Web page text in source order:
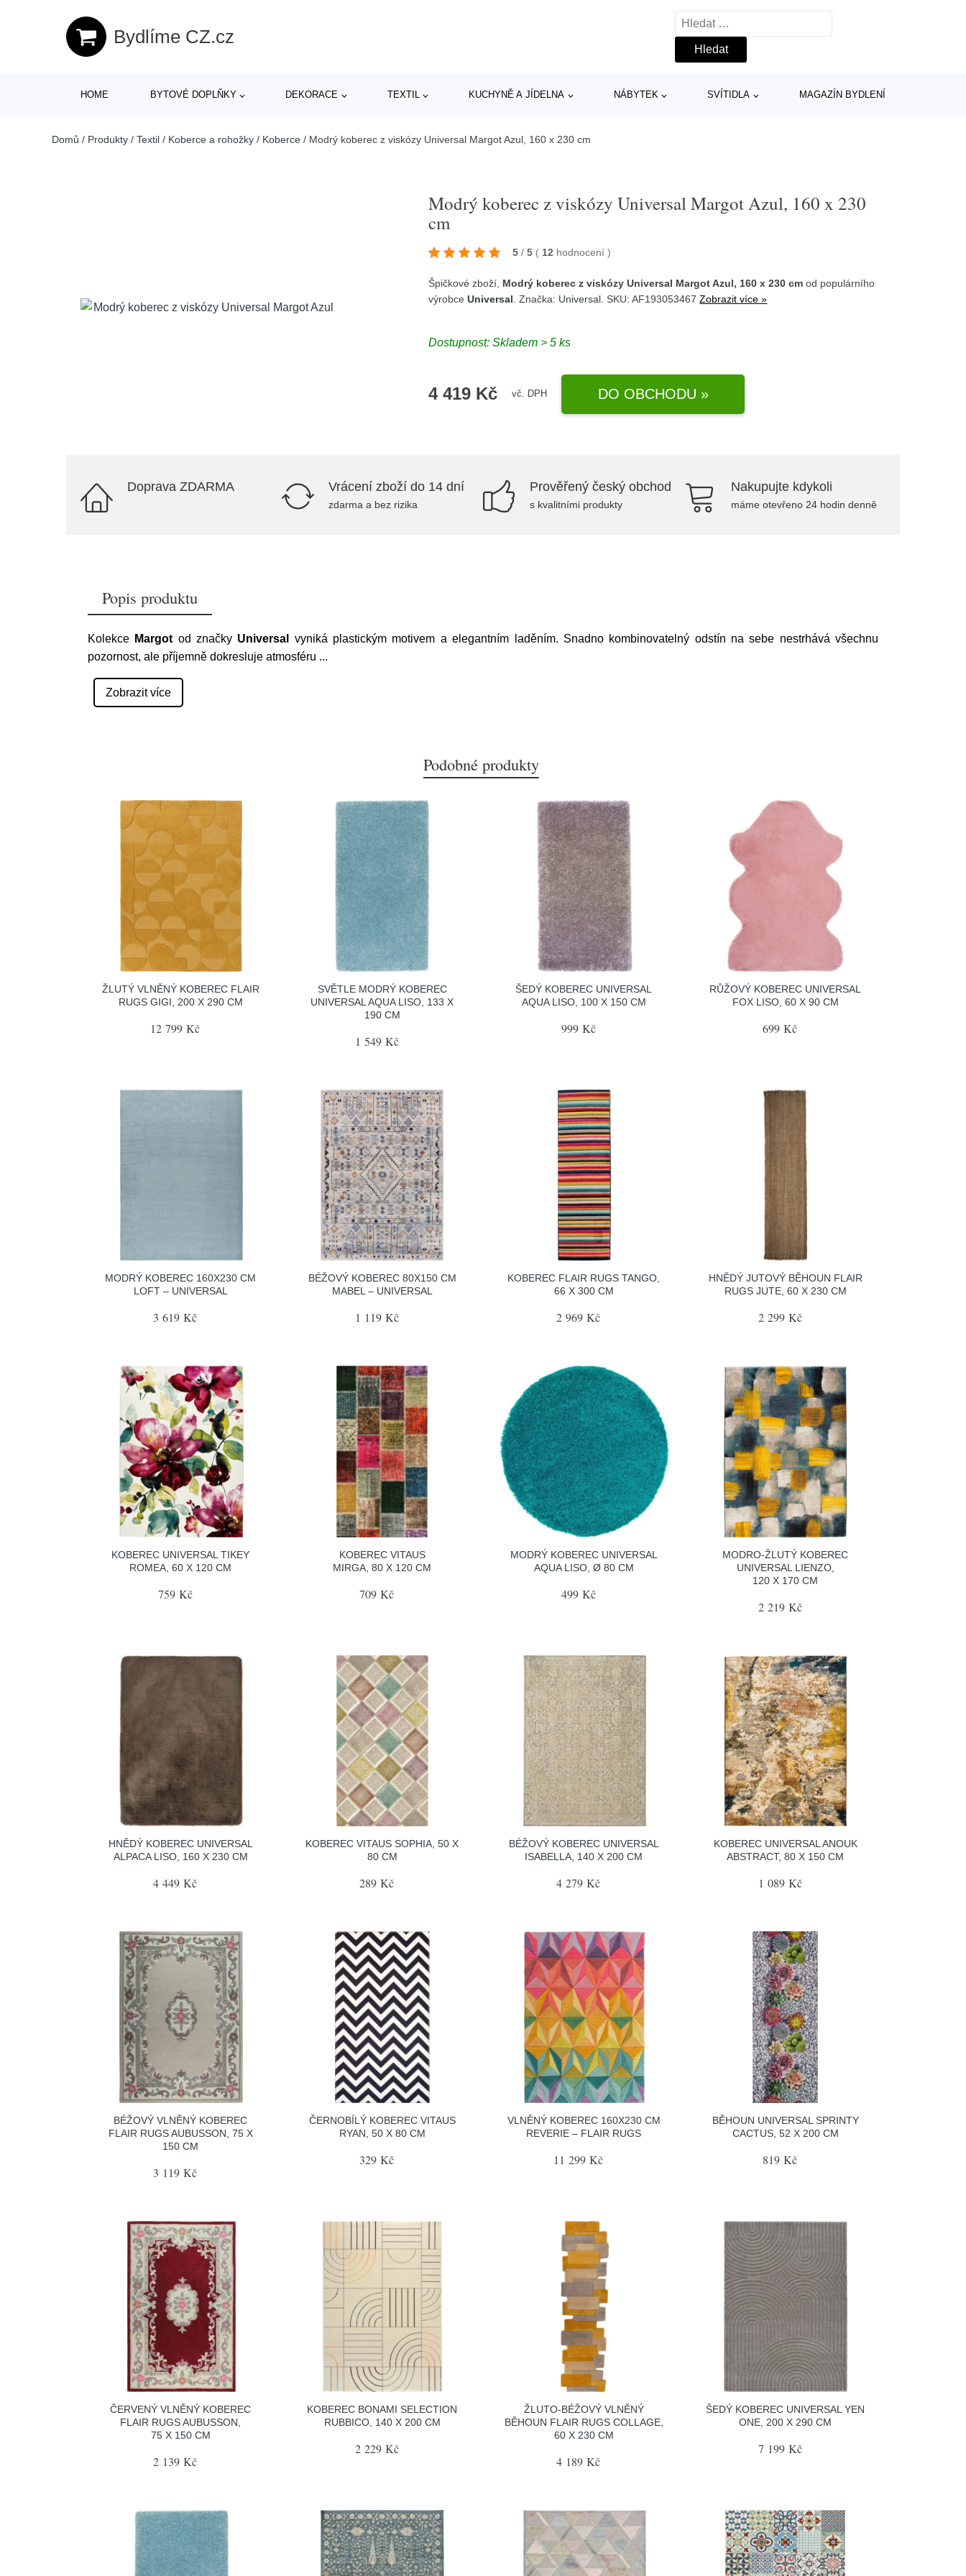
Bydlíme CZ.cz
Vyhledávání
HOME BYTOVÉ DOPLŇKY DEKORACE TEXTIL KUCHYNĚ A JÍDELNA NÁBYTEK SVÍTIDLA MAGAZÍN BYDLENÍ
Domů / Produkty / Textil / Koberce a rohožky / Koberce / Modrý koberec z viskózy Universal Margot Azul, 160 x 230 cm
Modrý koberec z viskózy Universal Margot Azul, 160 x 230
cm
5 / 5 ( 12 hodnocení)
Špičkové zboží, Modrý koberec z viskózy Universal Margot Azul, 160 x 230 cm od populárního
výrobceUniversal . Značka: Universal . SKU: AF193053467Zobrazit více »
Dostupnost:Skladem > 5 ks
4 419 Kč vč. DPH DO OBCHODU »
Doprava ZDARMA Vrácení zboží do 14 dní
zdarma a bez rizika
Prověřený český obchod
s kvalitními produkty
Nakupujte kdykoli
máme otevřeno 24 hodin denně
Popis produktu
Kolekce Margot od značky Universal
vyniká plastickým motivem a elegantním laděním. Snadno kombinovatelný odstín na sebe nestrhává všechnu
pozornost, ale příjemně dokresluje atmosféru ...
Zobrazit více
Podobné produkty
ŽLUTÝ VLNĚNÝ KOBEREC FLAIR
RUGS GIGI, 200 X 290 CM
12 799 Kč
SVĚTLE MODRÝ KOBEREC
UNIVERSAL AQUA LISO, 133 X
190 CM
1 549 Kč
ŠEDÝ KOBEREC UNIVERSAL
AQUA LISO, 100 X 150 CM
999 Kč
RŮŽOVÝ KOBEREC UNIVERSAL
FOX LISO, 60 X 90 CM
699 Kč
MODRÝ KOBEREC 160X230 CM
LOFT – UNIVERSAL
3 619 Kč
BÉŽOVÝ KOBEREC 80X150 CM
MABEL – UNIVERSAL
1 119 Kč
KOBEREC FLAIR RUGS TANGO,
66 X 300 CM
2 969 Kč
HNĚDÝ JUTOVÝ BĚHOUN FLAIR
RUGS JUTE, 60 X 230 CM
2 299 Kč
KOBEREC UNIVERSAL TIKEY
ROMEA, 60 X 120 CM
759 Kč
KOBEREC VITAUS
MIRGA, 80 X 120 CM
709 Kč
MODRÝ KOBEREC UNIVERSAL
AQUA LISO, Ø 80 CM
499 Kč
MODRO-ŽLUTÝ KOBEREC
UNIVERSAL LIENZO,
120 X 170 CM
2 219 Kč
HNĚDÝ KOBEREC UNIVERSAL
ALPACA LISO, 160 X 230 CM
4 449 Kč
KOBEREC VITAUS SOPHIA, 50 X
80 CM
289 Kč
BÉŽOVÝ KOBEREC UNIVERSAL
ISABELLA, 140 X 200 CM
4 279 Kč
KOBEREC UNIVERSAL ANOUK
ABSTRACT, 80 X 150 CM
1 089 Kč
BÉŽOVÝ VLNĚNÝ KOBEREC
FLAIR RUGS AUBUSSON, 75 X
150 CM
3 119 Kč
ČERNOBÍLÝ KOBEREC VITAUS
RYAN, 50 X 80 CM
329 Kč
VLNĚNÝ KOBEREC 160X230 CM
REVERIE – FLAIR RUGS
11 299 Kč
BĚHOUN UNIVERSAL SPRINTY
CACTUS, 52 X 200 CM
819 Kč
ČERVENÝ VLNĚNÝ KOBEREC
FLAIR RUGS AUBUSSON,
75 X 150 CM
2 139 Kč
KOBEREC BONAMI SELECTION
RUBBICO, 140 X 200 CM
2 229 Kč
ŽLUTO-BÉŽOVÝ VLNĚNÝ
BĚHOUN FLAIR RUGS COLLAGE,
60 X 230 CM
4 189 Kč
ŠEDÝ KOBEREC UNIVERSAL YEN
ONE, 200 X 290 CM
7 199 Kč